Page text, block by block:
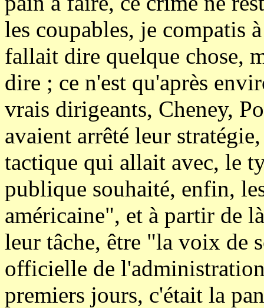
les coupables, je compatis
fallait dire quelque chose,
dire ; ce n'est qu'après
vrais dirigeants, Cheney,
avaient arrêté leur
tactique qui allait avec, le
publique souhaité, enfin,
américaine", et à partir de
leur tâche, être "la voix de
officielle de
premiers jours, c'était la